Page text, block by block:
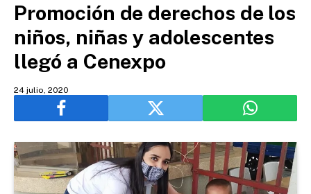
Promoción de derechos de los
niños, niñas y adolescentes
llegó a Cenexpo
24 julio, 2020